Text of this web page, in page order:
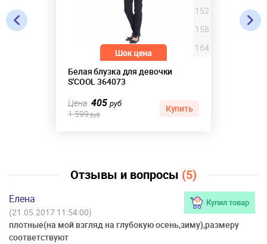
Белая блузка для девочки
S'COOL 364073
152
158
164
Цена 405руб
1 599руб
Купить
Отзывы и вопросы (5)
Елена Купил товар
(21.05.2017 11:54:00)
плотные(на мой взгляд на глубокую осень,зиму),размеру
соответствуют